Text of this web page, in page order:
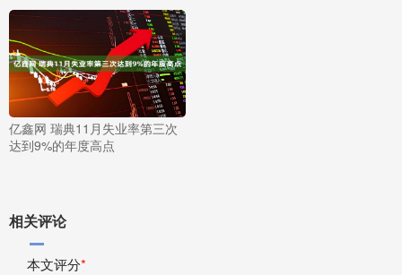
亿鑫网 瑞典11月失业率第三次
达到9%的年度高点
相关评论
本文评分*